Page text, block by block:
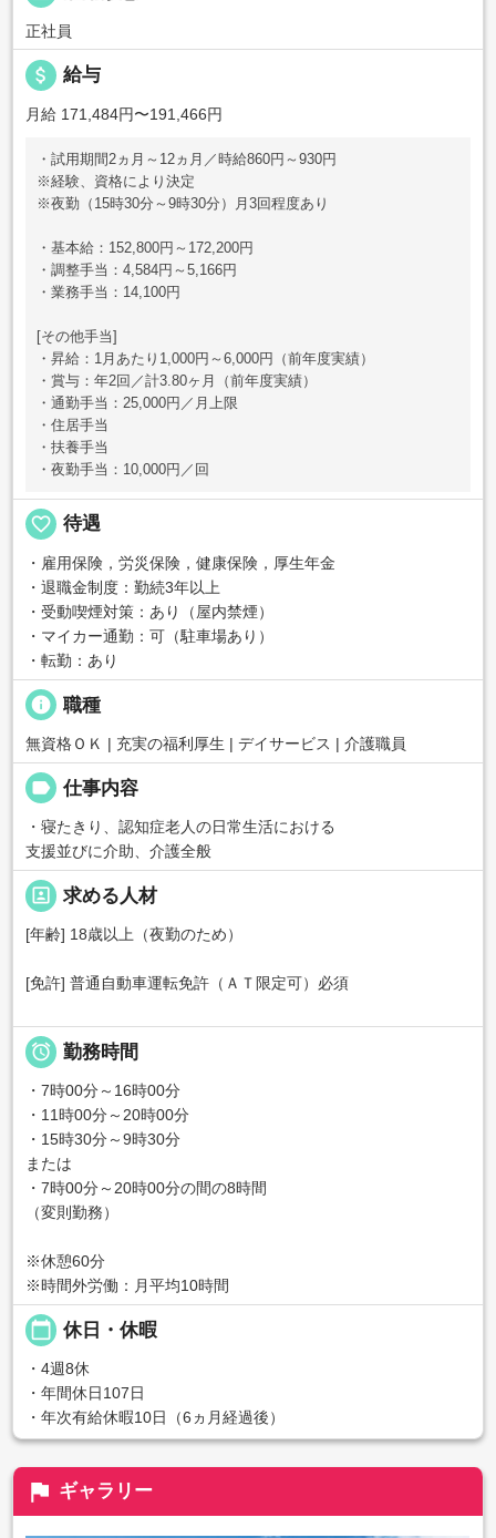
正社員
attach_money 給与
月給 171,484円〜191,466円
・試用期間2ヵ月～12ヵ月／時給860円～930円
※経験、資格により決定
※夜勤（15時30分～9時30分）月3回程度あり
・基本給：152,800円～172,200円
・調整手当：4,584円～5,166円
・業務手当：14,100円
[その他手当]
・昇給：1月あたり1,000円～6,000円（前年度実績）
・賞与：年2回／計3.80ヶ月（前年度実績）
・通勤手当：25,000円／月上限
・住居手当
・扶養手当
・夜勤手当：10,000円／回
favorite_border 待遇
・雇用保険，労災保険，健康保険，厚生年金
・退職金制度：勤続3年以上
・受動喫煙対策：あり（屋内禁煙）
・マイカー通勤：可（駐車場あり）
・転勤：あり
info 職種
無資格ＯＫ | 充実の福利厚生 | デイサービス | 介護職員
label 仕事内容
・寝たきり、認知症老人の日常生活における
支援並びに介助、介護全般
portrait 求める人材
[年齢] 18歳以上（夜勤のため）
[免許] 普通自動車運転免許（ＡＴ限定可）必須
 勤務時間
・7時00分～16時00分
・11時00分～20時00分
・15時30分～9時30分
または
・7時00分～20時00分の間の8時間
（変則勤務）
※休憩60分
※時間外労働：月平均10時間
calendar_today 休日・休暇
・4週8休
・年間休日107日
・年次有給休暇10日（6ヵ月経過後）
flag ギャラリー